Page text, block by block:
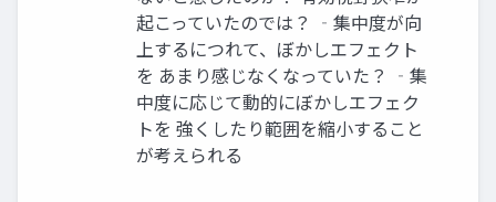
起こっていたのでは？ ‐集中度が向
上するにつれて、ぼかしエフェクト
を あまり感じなくなっていた？ ‐集
中度に応じて動的にぼかしエフェク
トを 強くしたり範囲を縮小すること
が考えられる